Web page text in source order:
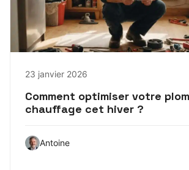
23 janvier 2026
Comment optimiser votre
chauffage cet hiver ?
Antoine